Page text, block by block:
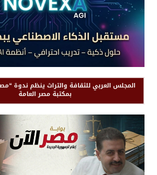
المجلس العربي للثقافة والتراث ينظم ندوة
بمكتبة مصر العامة